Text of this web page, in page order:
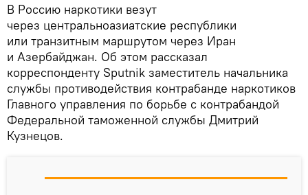
В Россию наркотики везут
через центральноазиатские республики
или транзитным маршрутом через Иран
и Азербайджан. Об этом рассказал
корреспонденту Sputnik заместитель начальника
службы противодействия контрабанде наркотиков
Главного управления по борьбе с контрабандой
Федеральной таможенной службы Дмитрий
Кузнецов.